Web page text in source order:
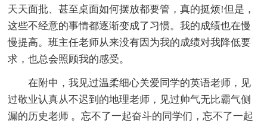
天天面批、甚至桌面如何摆放都要管，真的挺烦!但是，
这些不经意的事情都逐渐变成了习惯。我的成绩也在慢
慢提高。班主任老师从来没有因为我的成绩对我降低要
求，也总会照顾我的感受。
在附中，我见过温柔细心关爱同学的英语老师，见
过敬业认真从不迟到的地理老师，见过帅气无比霸气侧
漏的历史老师 。忘不了一起奋斗的同学们，忘不了一起